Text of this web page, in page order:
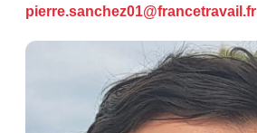
pierre.sanchez01@francetravail.fr